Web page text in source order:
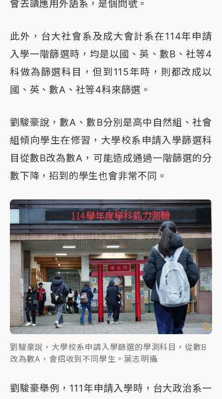
會去讀應用外語系，是個問號。
此外，台大社會系及成大會計系在114年申請
入學一階篩選時，均是以國、英、數B、社等4
科做為篩選科目，但到115年時，則都改成以
國、英、數A、社等4科來篩選。
劉駿豪說，數A、數B分別是高中自然組、社會
組傾向學生在修習，大學校系申請入學篩選科
目從數B改為數A，可能造成通過一階篩選的分
數下降，招到的學生也會非常不同。
劉駿豪說，大學校系申請入學篩選的學測科目，從數B
改為數A，會招收到不同學生。葉志明攝
劉駿豪舉例，111年申請入學時，台大政治系一